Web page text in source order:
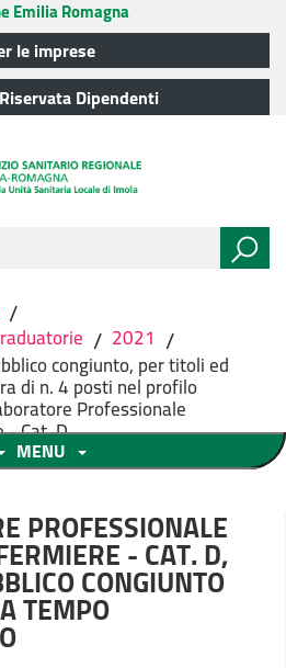
Emilia Romagna
le imprese
Dipendenti
/
/ 2021 /
congiunto, per titoli ed
di n. 4 posti nel profilo
Professionale
Cat. D
MENU
PROFESSIONALE
- CAT. D,
CONGIUNTO
TEMPO